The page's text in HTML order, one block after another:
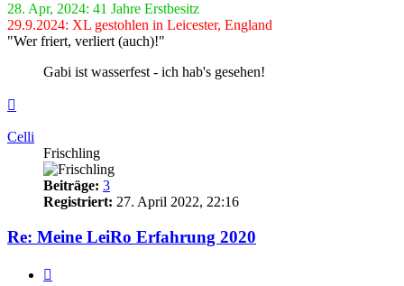
28. Apr, 2024: 41 Jahre Erstbesitz
29.9.2024: XL gestohlen in Leicester, England
"Wer friert, verliert (auch)!"
Gabi ist wasserfest - ich hab's gesehen!
Celli
Frischling
Beiträge: 3
Registriert: 27. April 2022, 22:16
Re: Meine LeiRo Erfahrung 2020